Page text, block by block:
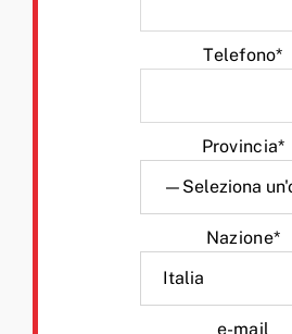
Telefono*
Provincia*
Nazione*
e-mail